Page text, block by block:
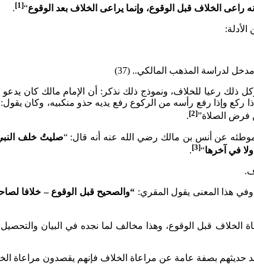
راعى الخلاف قبل الوقوع، وإنما يراعى الخلاف بعد الوقوع“
[1]
.
رعيا للخلاف، ونموذج ذلك نذكر: أن الإمام مالك كان يدعو
ركع وإذا رفع رأسه من الركوع رفع يديه حذو منكبيه، وكان
فرض الصلاة”[2]
.
عن أنس بن مالك رضي الله عنه أنه قال: “صليتُ خلف
في آخرها“
[3]
.
وفي هذا المعنى يقول المقري: “والصحيح قبل الوقوع – خلافا
الخلاف قبل الوقوع، وهذا مخالف لما نجده في البيان
حديثهم بصفة عامة عن مراعاة الخلاف فإنهم يقصدون مراعاة